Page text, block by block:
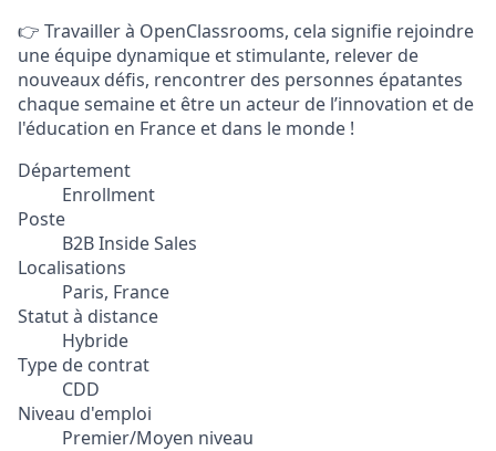
👉 Travailler à OpenClassrooms, cela signifie rejoindre
une équipe dynamique et stimulante, relever de
nouveaux défis, rencontrer des personnes épatantes
chaque semaine et être un acteur de l’innovation et de
l'éducation en France et dans le monde !
Département
Enrollment
Poste
B2B Inside Sales
Localisations
Paris, France
Statut à distance
Hybride
Type de contrat
CDD
Niveau d'emploi
Premier/Moyen niveau